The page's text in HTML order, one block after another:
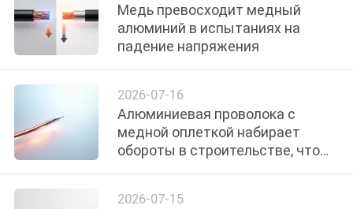
НАША
ФАБРИКА
КОНТРОЛЬ
КАЧЕСТВА
КОНТАКТНЫЕ
Медь превосходит медный
алюминий в испытаниях на
падение напряжения
2026-07-16
Алюминиевая проволока с
медной оплеткой набирает
обороты в строительстве, что
2026-07-15